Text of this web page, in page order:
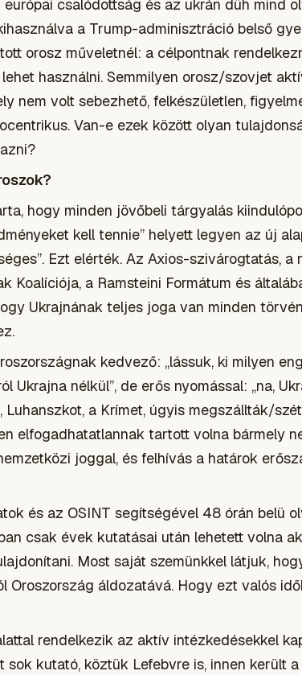
csalódottság és az ukrán düh mind
a Trump-adminisztráció belső
orosz műveletnél: a célpontnak
használni. Semmilyen orosz/szovjet
nem volt sebezhető, felkészületlen,
Van-e ezek között olyan
hogy minden jövőbeli tárgyalás
kell tennie” helyett legyen az új
Ezt elérték. Az Axios-szivárogtatás, a
Koalíciója, a Ramsteini Formátum és
Ukrajnának teljes joga van minden
kedvező: „lássuk, ki milyen
Ukrajna nélkül”, de erős nyomással: „na,
Luhanszkot, a Krímet, úgyis megszállták/
elfogadhatatlannak tartott volna bármely
joggal, és felhívás a határok
és az OSINT segítségével 48 órán belü
csak évek kutatásai után lehetett volna
Most saját szemünkkel látjuk,
Oroszország áldozatává. Hogy ezt valós
rendelkezik az aktív intézkedésekkel
kutató, köztük Lefebvre is, innen került